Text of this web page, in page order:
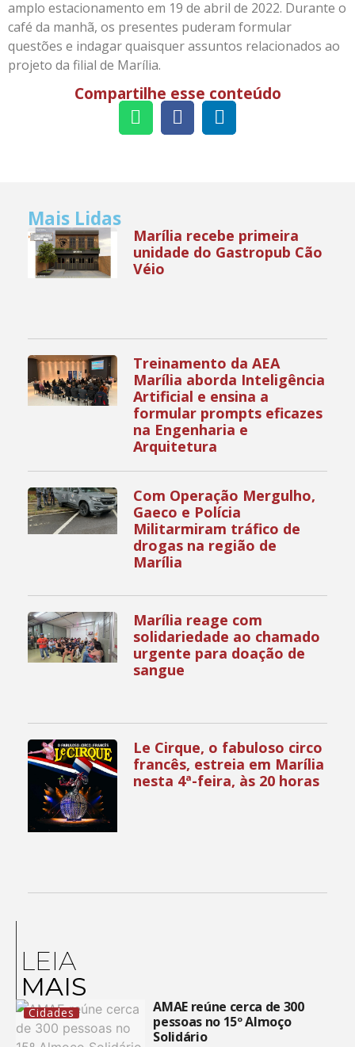
amplo estacionamento em 19 de abril de 2022. Durante o
café da manhã, os presentes puderam formular
questões e indagar quaisquer assuntos relacionados ao
projeto da filial de Marília.
Compartilhe esse conteúdo
Mais Lidas
Marília recebe primeira
unidade do Gastropub Cão
Véio
Treinamento da AEA
Marília aborda Inteligência
Artificial e ensina a
formular prompts eficazes
na Engenharia e
Arquitetura
Com Operação Mergulho,
Gaeco e Polícia
Militarmiram tráfico de
drogas na região de
Marília
Marília reage com
solidariedade ao chamado
urgente para doação de
sangue
Le Cirque, o fabuloso circo
francês, estreia em Marília
nesta 4ª-feira, às 20 horas
LEIA
MAIS
Cidades
AMAE reúne cerca de 300
pessoas no 15º Almoço
Solidário